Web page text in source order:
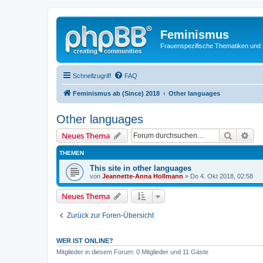
Feminismus
Frauenspezifische Thematiken und
Schnellzugriff FAQ
Feminismus ab (Since) 2018 Other languages
Other languages
Neues Thema Suche
THEMEN
This site in other languages
von Jeannette-Anna Hollmann » Do 4. Okt 2018, 02:58
Neues Thema
Zurück zur Foren-Übersicht
WER IST ONLINE?
Mitglieder in diesem Forum: 0 Mitglieder und 11 Gäste